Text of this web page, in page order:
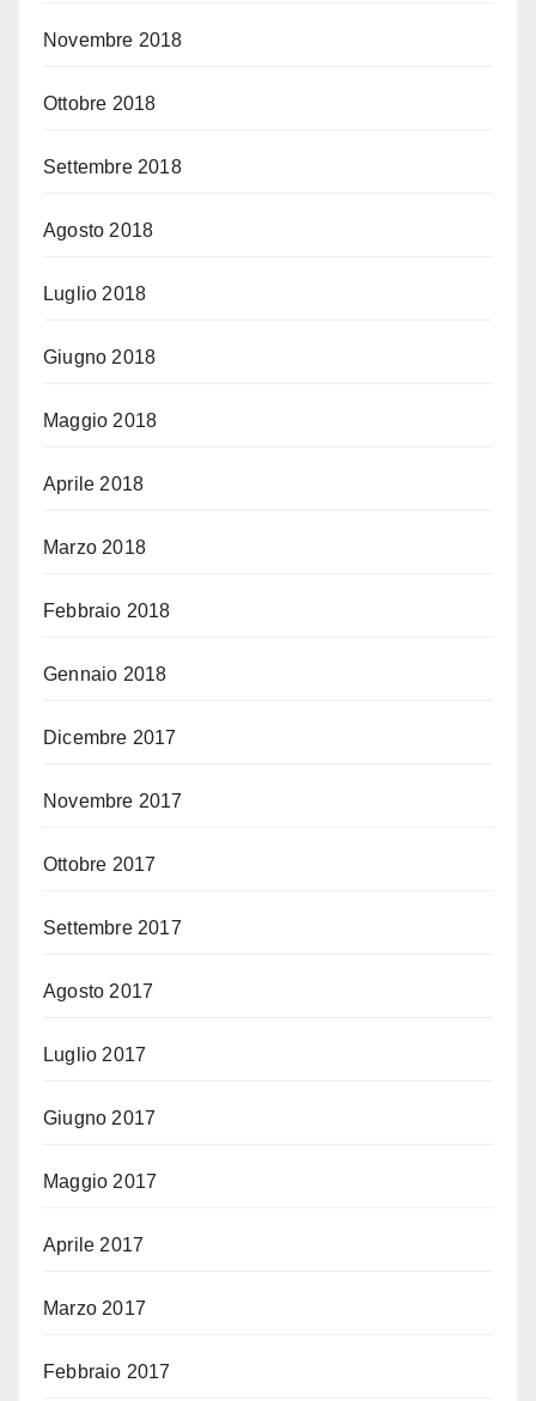
Novembre 2018
Ottobre 2018
Settembre 2018
Agosto 2018
Luglio 2018
Giugno 2018
Maggio 2018
Aprile 2018
Marzo 2018
Febbraio 2018
Gennaio 2018
Dicembre 2017
Novembre 2017
Ottobre 2017
Settembre 2017
Agosto 2017
Luglio 2017
Giugno 2017
Maggio 2017
Aprile 2017
Marzo 2017
Febbraio 2017